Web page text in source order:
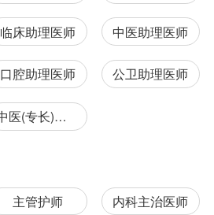
临床助理医师 中医助理医师
口腔助理医师 公卫助理医师
中医(专长)医师
主管护师 内科主治医师